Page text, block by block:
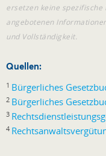
ersetzen keine spezifische
angebotenen
und Vollständigkeit.
Quellen:
1 Bürgerliches
2 Bürgerliches
3
4